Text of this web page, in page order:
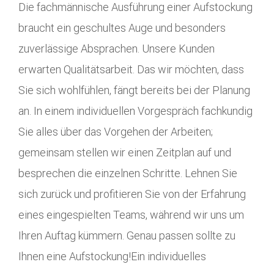
Die fachmännische Ausführung einer Aufstockung
braucht ein geschultes Auge und besonders
zuverlässige Absprachen. Unsere Kunden
erwarten Qualitätsarbeit. Das wir möchten, dass
Sie sich wohlfühlen, fängt bereits bei der Planung
an. In einem individuellen Vorgespräch fachkundig
Sie alles über das Vorgehen der Arbeiten;
gemeinsam stellen wir einen Zeitplan auf und
besprechen die einzelnen Schritte. Lehnen Sie
sich zurück und profitieren Sie von der Erfahrung
eines eingespielten Teams, während wir uns um
Ihren Auftag kümmern. Genau passen sollte zu
Ihnen eine Aufstockung!Ein individuelles